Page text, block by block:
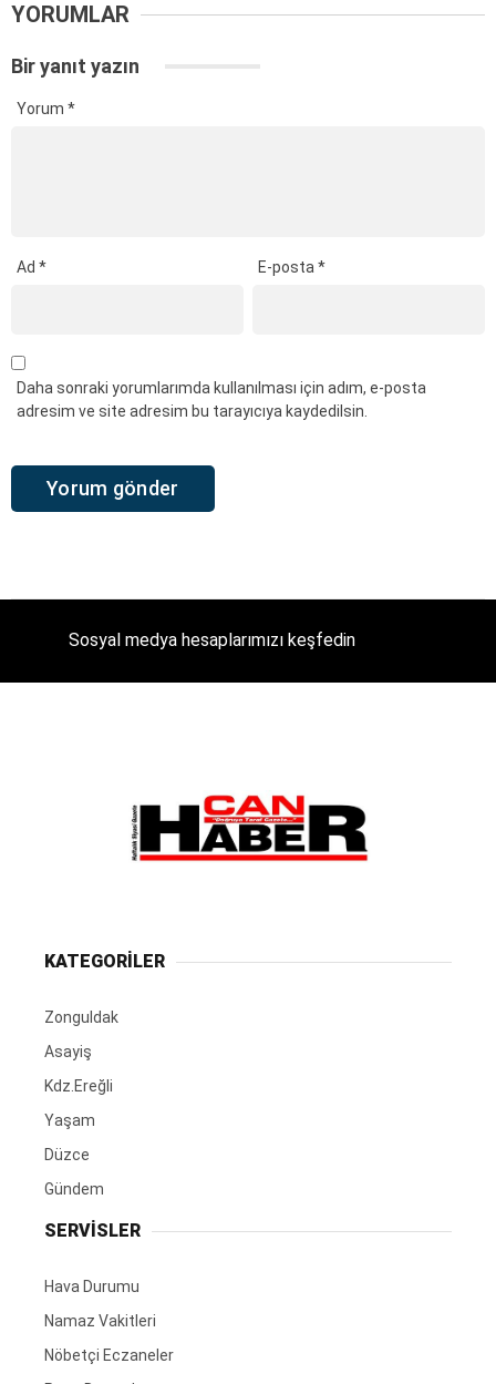
YORUMLAR
Bir yanıt yazın
Yorum *
Ad * E-posta*
Daha sonraki yorumlarımda kullanılması için adım, e-posta
adresim ve site adresim bu tarayıcıya kaydedilsin.
Sosyal medya hesaplarımızı keşfedin
KATEGORİLER
Zonguldak
Asayiş
Kdz.Ereğli
Yaşam
Düzce
Gündem
SERVİSLER
Hava Durumu
Namaz Vakitleri
Nöbetçi Eczaneler